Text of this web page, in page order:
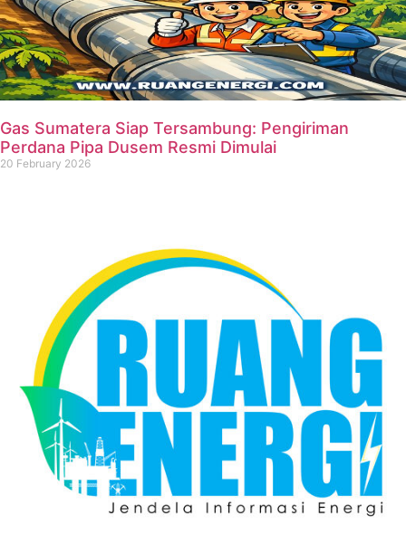
Gas Sumatera Siap Tersambung: Pengiriman
Perdana Pipa Dusem Resmi Dimulai
20 February 2026